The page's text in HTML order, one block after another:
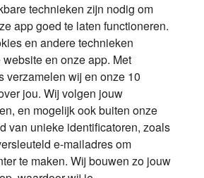
Over Financial Focus
Specialisten
Financial Focus
magazine
The Exit Years
Contact
technieken zijn nodig om
app goed te laten functioneren.
en andere technieken
en onze app. Met
verzamelen wij en onze 10
jou. Wij volgen jouw
en mogelijk ook buiten onze
van unieke identificatoren, zoals
e-mailadres om
te maken. Wij bouwen zo jouw